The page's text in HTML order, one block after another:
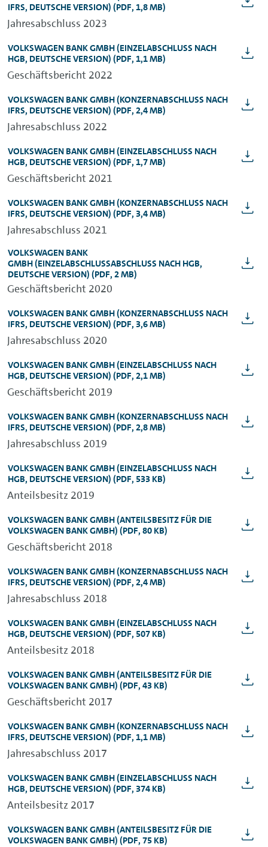
IFRS, DEUTSCHE VERSION) (PDF, 1,8 MB)
Jahresabschluss 2023
VOLKSWAGEN BANK GMBH(EINZELABSCHLUSS NACH
HGB, DEUTSCHE VERSION) (PDF, 1,1 MB)
Geschäftsbericht 2022
VOLKSWAGEN BANK GMBH(KONZERNABSCHLUSS NACH
IFRS, DEUTSCHE VERSION) (PDF, 2,4 MB)
Jahresabschluss 2022
VOLKSWAGEN BANK GMBH(EINZELABSCHLUSS NACH
HGB, DEUTSCHE VERSION) (PDF, 1,7 MB)
Geschäftsbericht 2021
VOLKSWAGEN BANK GMBH(KONZERNABSCHLUSS NACH
IFRS, DEUTSCHE VERSION) (PDF, 3,4 MB)
Jahresabschluss 2021
VOLKSWAGEN BANK
GMBH(EINZELABSCHLUSSABSCHLUSS NACH HGB,
DEUTSCHE VERSION) (PDF, 2 MB)
Geschäftsbericht 2020
VOLKSWAGEN BANK GMBH(KONZERNABSCHLUSS NACH
IFRS, DEUTSCHE VERSION) (PDF, 3,6 MB)
Jahresabschluss 2020
VOLKSWAGEN BANK GMBH (EINZELABSCHLUSS NACH
HGB, DEUTSCHE VERSION) (PDF, 2,1 MB)
Geschäftsbericht 2019
VOLKSWAGEN BANK GMBH(KONZERNABSCHLUSS NACH
IFRS, DEUTSCHE VERSION) (PDF, 2,8 MB)
Jahresabschluss 2019
VOLKSWAGEN BANK GMBH(EINZELABSCHLUSS NACH
HGB, DEUTSCHE VERSION) (PDF, 533 KB)
Anteilsbesitz 2019
VOLKSWAGEN BANK GMBH(ANTEILSBESITZ FÜR DIE
VOLKSWAGEN BANK GMBH) (PDF, 80 KB)
Geschäftsbericht 2018
VOLKSWAGEN BANK GMBH(KONZERNABSCHLUSS NACH
IFRS, DEUTSCHE VERSION) (PDF, 2,4 MB)
Jahresabschluss 2018
VOLKSWAGEN BANK GMBH(EINZELABSCHLUSS NACH
HGB, DEUTSCHE VERSION) (PDF, 507 KB)
Anteilsbesitz 2018
VOLKSWAGEN BANK GMBH(ANTEILSBESITZ FÜR DIE
VOLKSWAGEN BANK GMBH) (PDF, 43 KB)
Geschäftsbericht 2017
VOLKSWAGEN BANK GMBH(KONZERNABSCHLUSS NACH
IFRS, DEUTSCHE VERSION) (PDF, 1,1 MB)
Jahresabschluss 2017
VOLKSWAGEN BANK GMBH(EINZELABSCHLUSS NACH
HGB, DEUTSCHE VERSION) (PDF, 374 KB)
Anteilsbesitz 2017
VOLKSWAGEN BANK GMBH(ANTEILSBESITZ FÜR DIE
VOLKSWAGEN BANK GMBH) (PDF, 75 KB)